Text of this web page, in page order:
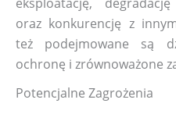
oraz konkurencję z
też podejmowane są
ochronę i zrównoważone
Potencjalne Zagrożenia